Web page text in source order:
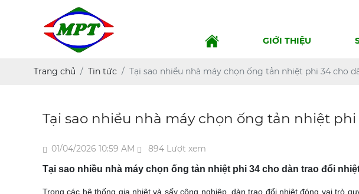
GIỚI THIỆU
Trang chủ Tin tức Tại sao nhiều nhà máy chọn ống tản nhiệt phi 34 cho
Tại sao nhiều nhà máy chọn ống tản nhiệt
01/04/2026 10:59 AM 894 Lượt xem
Tại sao nhiều nhà máy chọn ống tản nhiệt phi 34 cho dàn trao đổi
Trong các hệ thống gia nhiệt và sấy công nghiệp, dàn trao đổi nhiệt đóng vai trò